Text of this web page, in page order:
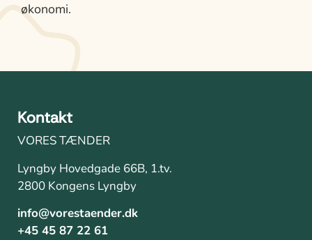
økonomi.
Kontakt
VORES TÆNDER
Lyngby Hovedgade 66B, 1.tv.
2800 Kongens Lyngby
info@vorestaender.dk
+45 45 87 22 61